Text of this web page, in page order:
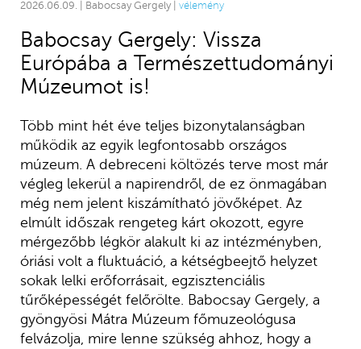
2026.06.09. | Babocsay Gergely | vélemény
Babocsay Gergely: Vissza
Európába a Természettudományi
Múzeumot is!
Több mint hét éve teljes bizonytalanságban
működik az egyik legfontosabb országos
múzeum. A debreceni költözés terve most már
végleg lekerül a napirendről, de ez önmagában
még nem jelent kiszámítható jövőképet. Az
elmúlt időszak rengeteg kárt okozott, egyre
mérgezőbb légkör alakult ki az intézményben,
óriási volt a fluktuáció, a kétségbeejtő helyzet
sokak lelki erőforrásait, egzisztenciális
tűrőképességét felőrölte. Babocsay Gergely, a
gyöngyösi Mátra Múzeum főmuzeológusa
felvázolja, mire lenne szükség ahhoz, hogy a